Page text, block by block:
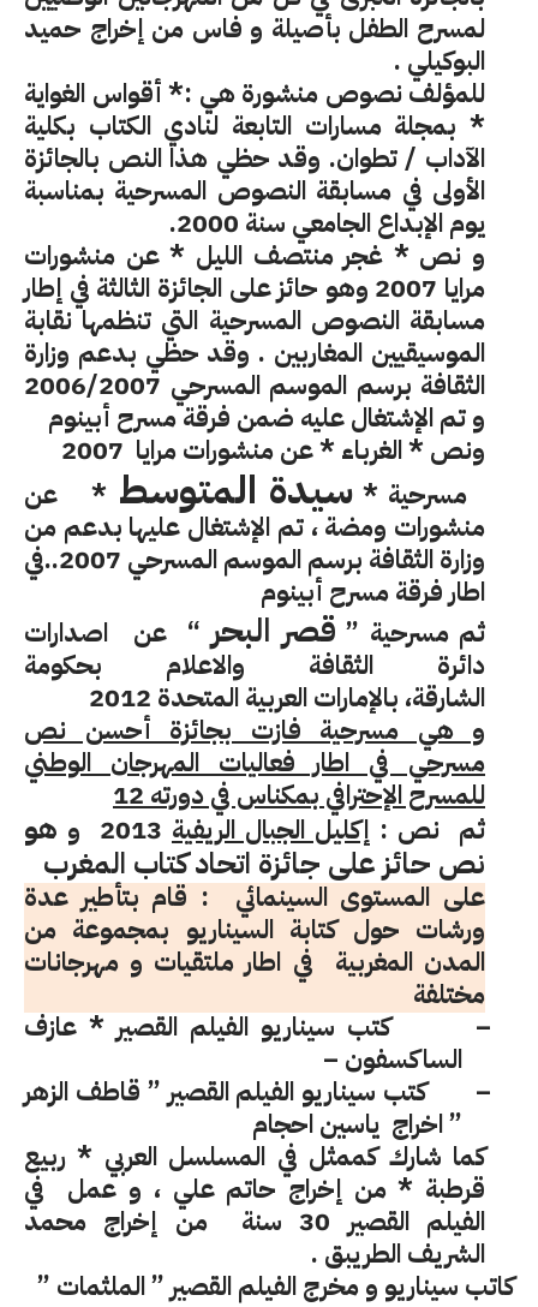
لمسرح الطفل بأصيلة و فاس من إخراج حميد
البوكيلي .
للمؤلف نصوص منشورة هي :*أقواس الغواية
* بمجلة مسارات التابعة لنادي الكتاب بكلية
الآداب / تطوان. وقد حظي هذا النص بالجائزة
الأولى في مسابقة النصوص المسرحية بمناسبة
يوم الإبداع الجامعي سنة 2000.
و نص * غجر منتصف الليل * عن منشورات
مرايا 2007 وهو حائز على الجائزة الثالثة في إطار
مسابقة النصوص المسرحية التي تنظمها نقابة
الموسيقيين المغاربين . وقد حظي بدعم وزارة
الثقافة برسم الموسم المسرحي 2006/2007
و تم الإشتغال عليه ضمن فرقة مسرح أبينوم
ونص *الغرباء * عن منشورات مرايا 2007
مسرحية * سيدة المتوسط *
عن
منشورات ومضة ، تم الإشتغال عليها بدعم من
وزارة الثقافة برسم الموسم المسرحي 2007..في
اطار فرقة مسرح أبينوم
ثم مسرحية ” قصر البحر “ عن
اصدارات
دائرة الثقافة والاعلام بحكومة
الشارقة، بالإمارات العربية المتحدة 2012
و هي مسرحية فازت بجائزة أحسن نص
مسرحي في اطار فعاليات المهرجان الوطني
للمسرح الإحترافي بمكناس في دورته 12
ثم نص : إكليل الجبال الريفية و هو
نص حائز على جائزة اتحاد كتاب المغرب
على المستوى السينمائي
: قام بتأطير عدة
ورشات حولكتابة السيناريو بمجموعة من
المدن المغربية
في اطار ملتقيات و مهرجانات
مختلفة
–
كتب سيناريو الفيلم القصير * عازف
الساكسفون –
–
كتب سيناريو الفيلم القصير ” قاطف الزهر
” اخراج ياسين احجام
كما شارك كممثل في المسلسل العربي * ربيع
قرطبة * من إخراج حاتم علي ، و عمل
في
الفيلم القصير 30 سنة
من إخراج محمد
الشريف الطريبق .
كاتب سيناريو و مخرج الفيلم القصير ” الملثمات ”